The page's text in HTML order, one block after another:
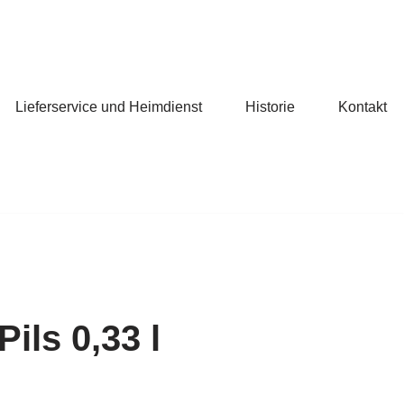
Lieferservice und Heimdienst Historie Kontakt
0,33 l